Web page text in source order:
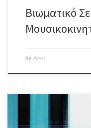
Βιωματικό
by Areti